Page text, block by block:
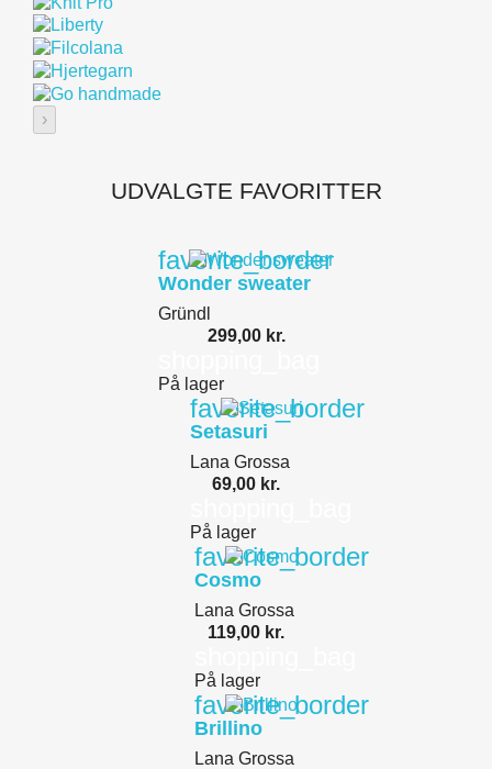
›
UDVALGTE FAVORITTER
favorite_border
Wonder sweater
Gründl
299,00 kr.
På lager
favorite_border
Setasuri
Lana Grossa
69,00 kr.
På lager
favorite_border
Cosmo
Lana Grossa
119,00 kr.
På lager
favorite_border
Brillino
Lana Grossa